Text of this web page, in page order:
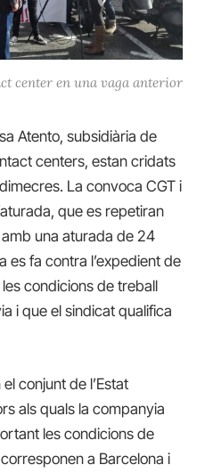
center en una vaga anterior
Atento, subsidiària de
centers, estan cridats
La convoca CGT i
que es repetiran
una aturada de 24
es fa contra l’expedient de
condicions de treball
i que el sindicat qualifica
conjunt de l’Estat
als quals la companyia
les condicions de
a Barcelona i